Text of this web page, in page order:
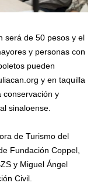
será de 50 pesos y el
y personas con
pueden
y en taquilla
conservación y
sinaloense.
de Turismo del
Fundación Coppel,
y Miguel Ángel
Civil.